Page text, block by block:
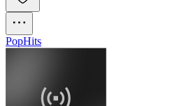
PopHits